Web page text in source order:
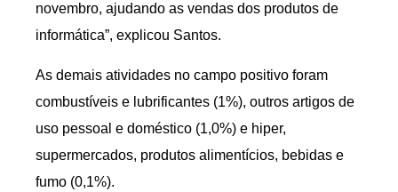
novembro, ajudando as vendas dos produtos de
informática”, explicou Santos.
As demais atividades no campo positivo foram
combustíveis e lubrificantes (1%), outros artigos de
uso pessoal e doméstico (1,0%) e hiper,
supermercados, produtos alimentícios, bebidas e
fumo (0,1%).